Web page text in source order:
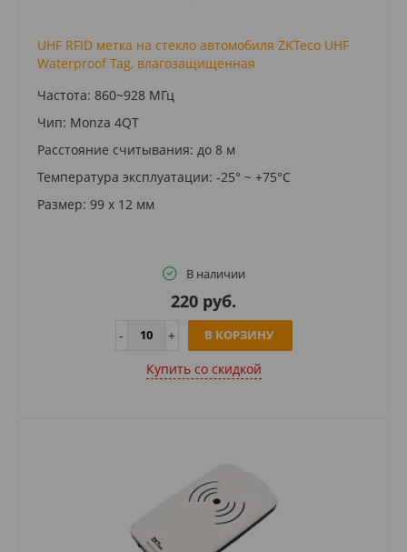
UHF RFID метка на стекло автомобиля ZKTeco UHF
Waterproof Tag, влагозащищенная
Частота: 860~928 МГц
Чип: Monza 4QT
Расстояние считывания: до 8 м
Температура эксплуатации: -25° ~ +75°С
Размер: 99 х 12 мм
В наличии
220 руб.
В КОРЗИНУ
Купить cо скидкой